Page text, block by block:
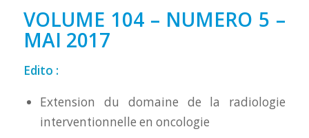
VOLUME 104 – NUMERO 5 –
MAI 2017
Edito :
Extension du domaine de la radiologie
interventionnelle en oncologie